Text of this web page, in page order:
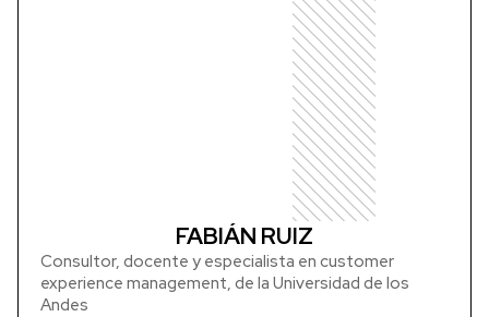
FABIÁN RUIZ
Consultor, docente y especialista en customer
experience management, de la Universidad de los
Andes